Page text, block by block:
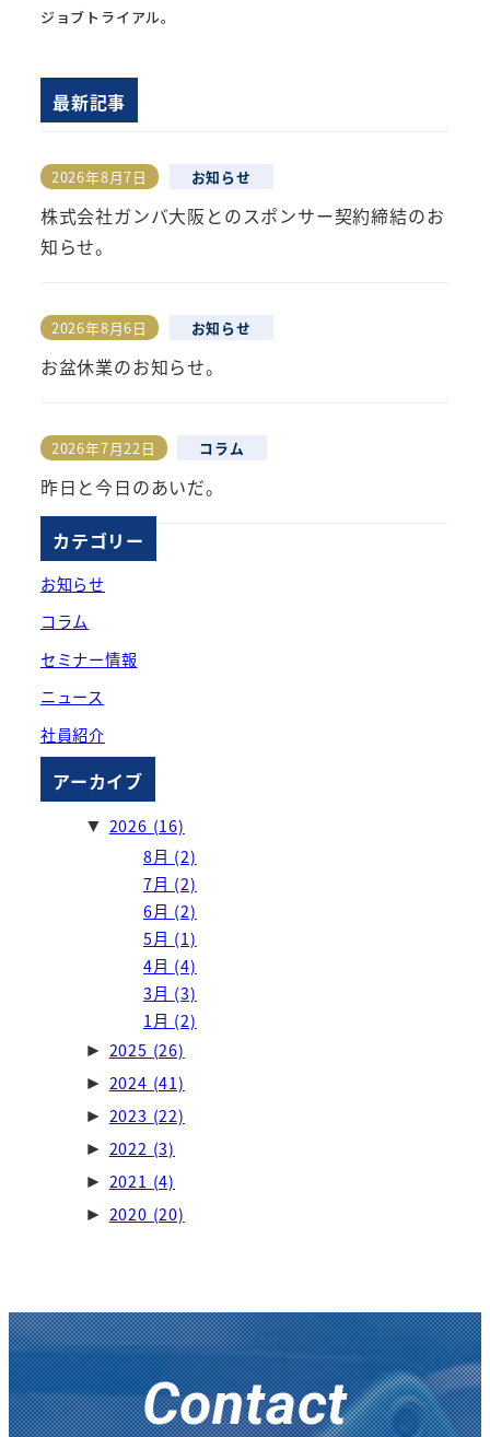
ジョブトライアル。
最新記事
株式会社ガンバ大阪とのスポンサー契約締結のお
知らせ。
投稿日
2026年8月7日 お知らせ
お盆休業のお知らせ。
投稿日
2026年8月6日 お知らせ
昨日と今日のあいだ。
投稿日
2026年7月22日 コラム
カテゴリー
お知らせ
コラム
セミナー情報
ニュース
社員紹介
アーカイブ
▼ 2026 (16)
8月 (2)
7月 (2)
6月 (2)
5月 (1)
4月 (4)
3月 (3)
1月 (2)
► 2025 (26)
► 2024 (41)
► 2023 (22)
► 2022 (3)
► 2021 (4)
► 2020 (20)
Contact